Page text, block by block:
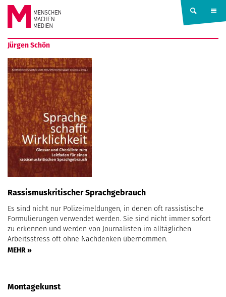
Springe zum Inhalt
MENSCHEN
MACHEN
MEDIEN
Jürgen Schön
Rassismuskritischer Sprachgebrauch
Es sind nicht nur Polizeimeldungen, in denen oft rassistische
Formulierungen verwendet werden. Sie sind nicht immer sofort
zu erkennen und werden von Journalisten im alltäglichen
Arbeitsstress oft ohne Nachdenken übernommen.
MEHR »
Montagekunst